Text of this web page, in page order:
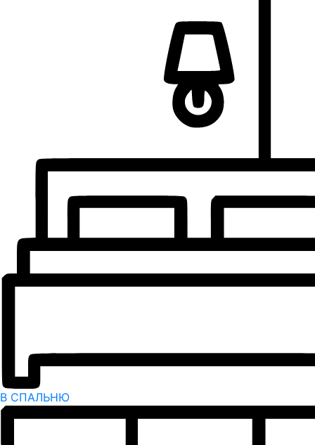
В СПАЛЬНЮ